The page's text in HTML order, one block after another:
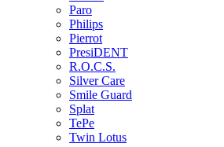
Paro
Philips
Pierrot
PresiDENT
R.O.C.S.
Silver Care
Smile Guard
Splat
TePe
Twin Lotus